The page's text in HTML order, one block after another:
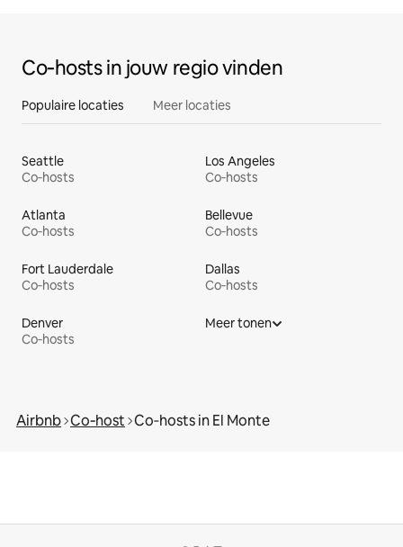
Co‑hosts in jouw regio vinden
Populaire locaties Meer locaties
Seattle
Co‑hosts
Los Angeles
Co‑hosts
Atlanta
Co‑hosts
Bellevue
Co‑hosts
Fort Lauderdale
Co‑hosts
Dallas
Co‑hosts
Denver
Co‑hosts
Meer tonen
Airbnb Co‑host Co‑hosts in El Monte